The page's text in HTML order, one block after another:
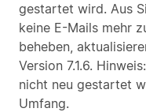
gestartet wird. Aus
keine E-Mails mehr
beheben,
Version 7.1.6.
nicht neu gestartet
Umfang.